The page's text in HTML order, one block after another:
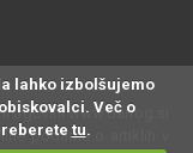
trgovini www.bartog.si
podatke o artiklih v
lahko izbolšujemo
Več o
tu.